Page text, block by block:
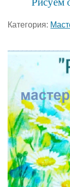
Категория: